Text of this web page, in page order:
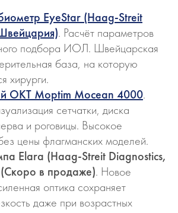
EyeStar (Haag-Streit
. Расчёт параметров
подбора ИОЛ. Швейцарская
база, на которую
хирурги.
ОКТ Moptim Mocean 4000.
сетчатки, диска
и роговицы. Высокое
цены флагманских моделей.
Elara (Haag-Streit Diagnostics,
в продаже). Новое
оптика сохраняет
даже при возрастных